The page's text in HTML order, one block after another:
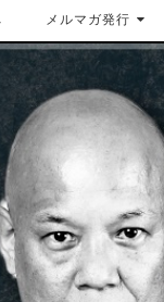
メルマガ発行